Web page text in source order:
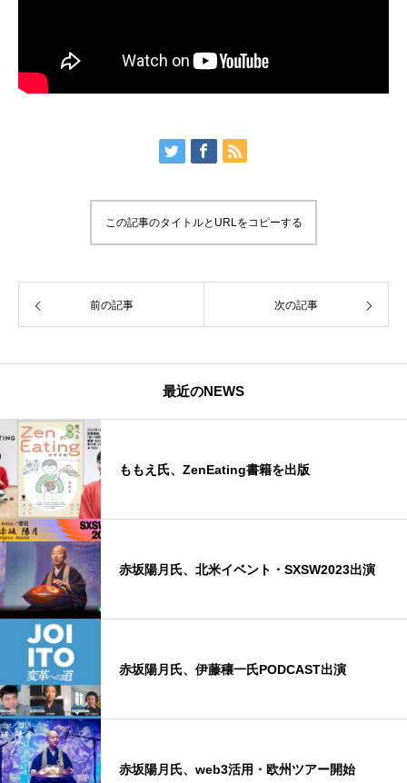
この記事のタイトルとURLをコピーする
前の記事 次の記事
最近のNEWS
ももえ氏、ZenEating書籍を出版
赤坂陽月氏、北米イベント・SXSW2023出演
赤坂陽月氏、伊藤穰一氏PODCAST出演
赤坂陽月氏、web3活用・欧州ツアー開始